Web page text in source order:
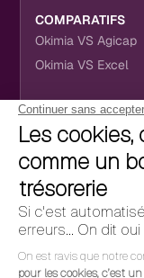
COMPARATIFS
Okimia VS Agicap
Okimia VS Excel
NOUS RETROUVER
CONTACT
hello@okimia.com
01 76 50 33 88